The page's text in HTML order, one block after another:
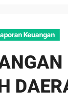
Keuangan